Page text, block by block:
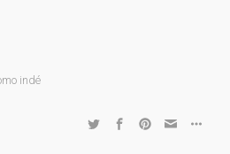
indé